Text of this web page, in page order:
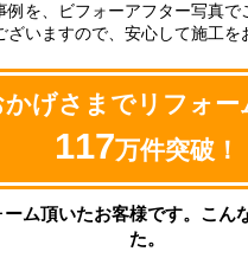
例を、ビフォーアフター写真で
ざいますので、安心して施工を
かげさまでリフォー
117万件突破！
ム頂いたお客様です。こん
た。